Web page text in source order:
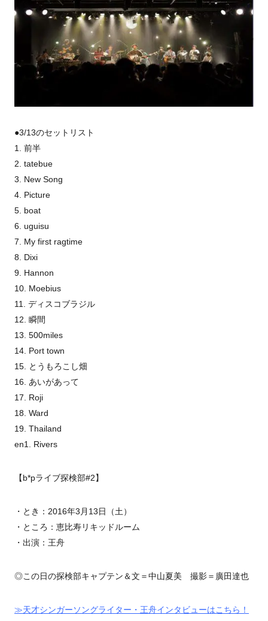
●3/13のセットリスト
1. 前半
2. tatebue
3. New Song
4. Picture
5. boat
6. uguisu
7. My first ragtime
8. Dixi
9. Hannon
10. Moebius
11. ディスコブラジル
12. 瞬間
13. 500miles
14. Port town
15. とうもろこし畑
16. あいがあって
17. Roji
18. Ward
19. Thailand
en1. Rivers
【b*pライブ探検部#2】
・とき：2016年3月13日（土）
・ところ：恵比寿リキッドルーム
・出演：王舟
◎この日の探検部キャプテン＆文＝中山夏美 撮影＝廣田達也
≫天才シンガーソングライター・王舟インタビューはこちら！